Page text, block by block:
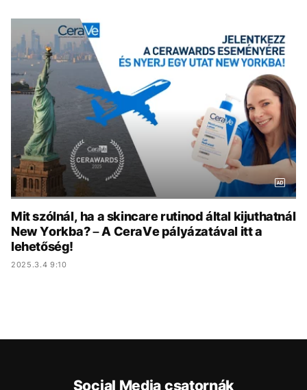
ÉLETMÓD
BESZÉLGETÉSEK ARCOK
VIDEÓ TÖRTÉNETEK
GASZTRO
Mit szólnál, ha a skincare rutinod által kijuthatnál
New Yorkba? – A CeraVe pályázatával itt a
lehetőség!
2025.3.4 9:10
Social Media csatornák